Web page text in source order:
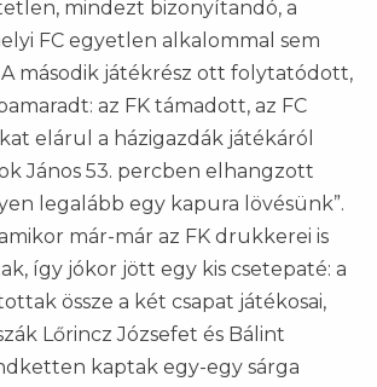
mindezt bizonyítandó, a
FC egyetlen alkalommal sem
második játékrész ott folytatódott,
az FK támadott, az FC
elárul a házigazdák játékáról
János 53. percben elhangzott
legalább egy kapura lövésünk”.
már-már az FK drukkerei is
így jókor jött egy kis csetepaté: a
össze a két csapat játékosai,
Lőrincz Józsefet és Bálint
kaptak egy-egy sárga